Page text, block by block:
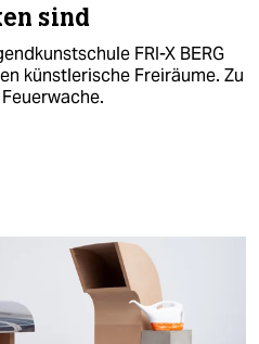
sind
FRI-X BERG
künstlerische Freiräume. Zu